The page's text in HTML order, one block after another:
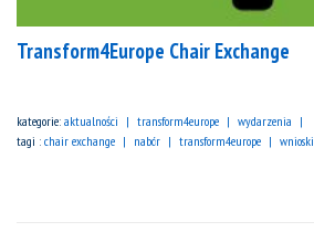
Transform4Europe Chair Exchange
kategorie: aktualności transform4europe
wydarzenia
tagi : chair exchange nabór transform4europe wnioski